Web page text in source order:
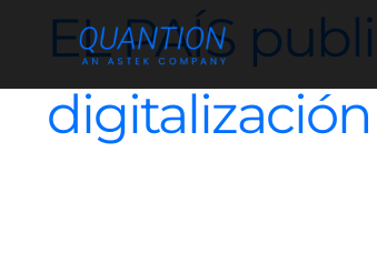
content
EL PAÍS
digitalización